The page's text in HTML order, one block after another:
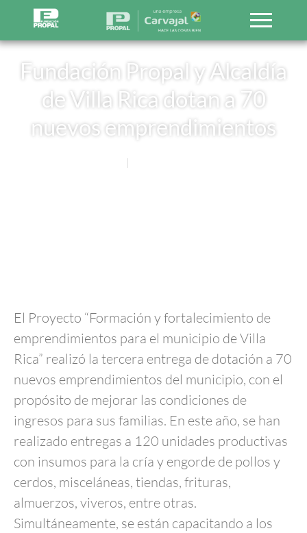
Fundación Propal y Alcaldía
de Villa Rica dotan a 70
nuevos emprendimientos
El Proyecto “Formación y fortalecimiento de
emprendimientos para el municipio de Villa
Rica” realizó la tercera entrega de dotación a 70
nuevos emprendimientos del municipio, con el
propósito de mejorar las condiciones de
ingresos para sus familias. En este año, se han
realizado entregas a 120 unidades productivas
con insumos para la cría y engorde de pollos y
cerdos, misceláneas, tiendas, frituras,
almuerzos, viveros, entre otras.
Simultáneamente, se están capacitando a los